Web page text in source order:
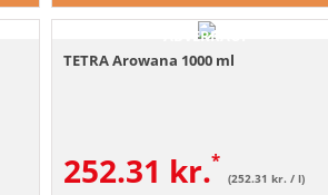
TETRA Arowana 1000 ml
252.31 kr. (252.31 kr. / l)
ABVERKAUF